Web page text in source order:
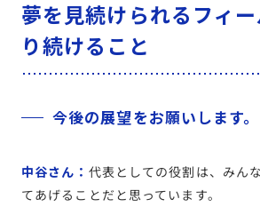
夢を見続けられるフィ
り続けること
今後の展望をお願いします。
中谷さん： 代表としての役割は、みん
てあげることだと思っています。